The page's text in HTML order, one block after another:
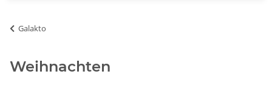
Galakto
Weihnachten